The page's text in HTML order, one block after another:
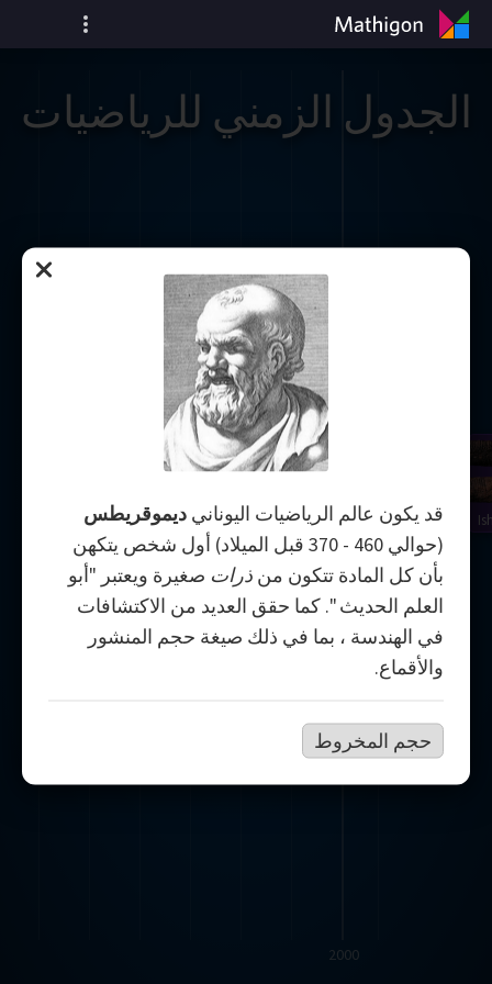
الجدول الزمني للرياضيات
2000
قد يكون عالم الرياضيات اليوناني ديموقريطس
(حوالي 460 - 370 قبل الميلاد) أول شخص يتكهن
بأن كل المادة تتكون من ذرات صغيرة ويعتبر "أبو
العلم الحديث ". كما حقق العديد من الاكتشافات
في الهندسة ، بما في ذلك صيغة حجم المنشور
والأقماع.
حجم المخروط